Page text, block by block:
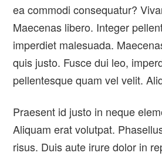
ea commodi consequatur?
Maecenas libero. Integer
imperdiet malesuada.
quis justo. Fusce dui leo,
pellentesque quam vel velit.
Praesent id justo in neque
Aliquam erat volutpat.
risus. Duis aute irure dolor in